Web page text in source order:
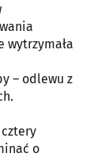
wytrzymała
– odlewu z
o